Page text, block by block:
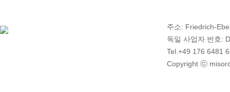
주소: Friedrich-
독일 사업자 번호:
Tel.+49 176 6481
Copyright ⓒ